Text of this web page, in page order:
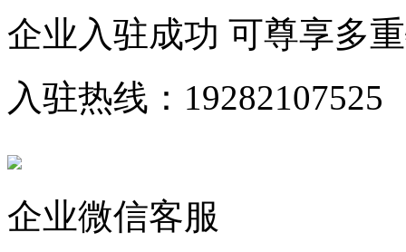
企业入驻成功 可尊享多
入驻热线：19282107525
企业微信客服